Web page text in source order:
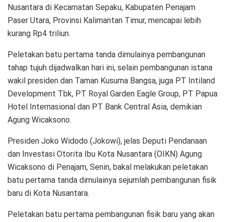
Nusantara di Kecamatan Sepaku, Kabupaten Penajam
Paser Utara, Provinsi Kalimantan Timur, mencapai lebih
kurang Rp4 triliun.
Peletakan batu pertama tanda dimulainya pembangunan
tahap tujuh dijadwalkan hari ini, selain pembangunan istana
wakil presiden dan Taman Kusuma Bangsa, juga PT Intiland
Development Tbk, PT Royal Garden Eagle Group, PT Papua
Hotel Internasional dan PT Bank Central Asia, demikian
Agung Wicaksono.
Presiden Joko Widodo (Jokowi), jelas Deputi Pendanaan
dan Investasi Otorita Ibu Kota Nusantara (OIKN) Agung
Wicaksono di Penajam, Senin, bakal melakukan peletakan
batu pertama tanda dimulainya sejumlah pembangunan fisik
baru di Kota Nusantara.
Peletakan batu pertama pembangunan fisik baru yang akan